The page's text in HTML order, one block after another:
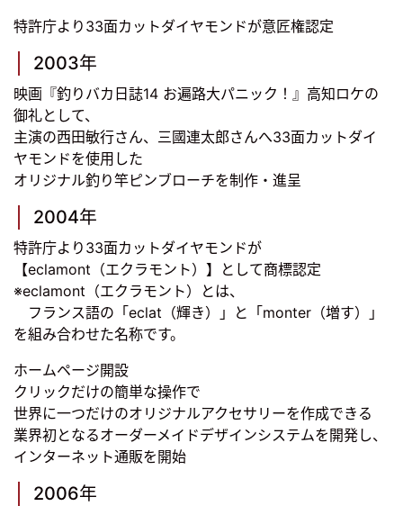
特許庁より33面カットダイヤモンドが意匠権認定
2003年
映画『釣りバカ日誌14 お遍路大パニック！』高知ロケの
御礼として、
主演の西田敏行さん、三國連太郎さんへ33面カットダイ
ヤモンドを使用した
オリジナル釣り竿ピンブローチを制作・進呈
2004年
特許庁より33面カットダイヤモンドが
【eclamont（エクラモント）】として商標認定
※eclamont（エクラモント）とは、
フランス語の「eclat（輝き）」と「monter（増す）」
を組み合わせた名称です。
ホームページ開設
クリックだけの簡単な操作で
世界に一つだけのオリジナルアクセサリーを作成できる
業界初となるオーダーメイドデザインシステムを開発し、
インターネット通販を開始
2006年